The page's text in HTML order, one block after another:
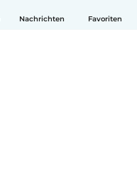
Nachrichten Favoriten